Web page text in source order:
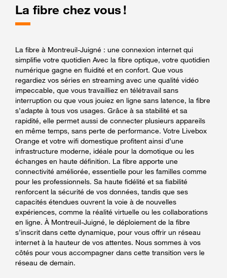
La fibre chez vous !
La fibre à Montreuil-Juigné : une connexion internet qui
simplifie votre quotidien Avec la fibre optique, votre quotidien
numérique gagne en fluidité et en confort. Que vous
regardiez vos séries en streaming avec une qualité vidéo
impeccable, que vous travailliez en télétravail sans
interruption ou que vous jouiez en ligne sans latence, la fibre
s’adapte à tous vos usages. Grâce à sa stabilité et sa
rapidité, elle permet aussi de connecter plusieurs appareils
en même temps, sans perte de performance. Votre Livebox
Orange et votre wifi domestique profitent ainsi d’une
infrastructure moderne, idéale pour la domotique ou les
échanges en haute définition. La fibre apporte une
connectivité améliorée, essentielle pour les familles comme
pour les professionnels. Sa haute fidélité et sa fiabilité
renforcent la sécurité de vos données, tandis que ses
capacités étendues ouvrent la voie à de nouvelles
expériences, comme la réalité virtuelle ou les collaborations
en ligne. À Montreuil-Juigné, le déploiement de la fibre
s’inscrit dans cette dynamique, pour vous offrir un réseau
internet à la hauteur de vos attentes. Nous sommes à vos
côtés pour vous accompagner dans cette transition vers le
réseau de demain.